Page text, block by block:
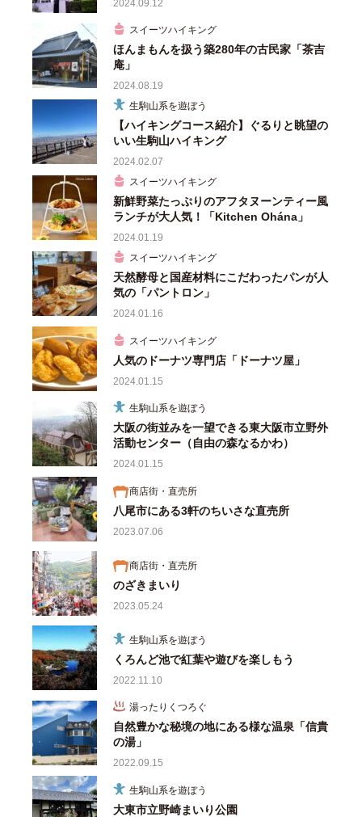
2024.09.12
スイーツハイキング
ほんまもんを扱う築280年の古民家「茶吉
庵」
2024.08.19
生駒山系を遊ぼう
【ハイキングコース紹介】ぐるりと眺望の
いい生駒山ハイキング
2024.02.07
スイーツハイキング
新鮮野菜たっぷりのアフタヌーンティー風
ランチが大人気！「Kitchen Ohána」
2024.01.19
スイーツハイキング
天然酵母と国産材料にこだわったパンが人
気の「パントロン」
2024.01.16
スイーツハイキング
人気のドーナツ専門店「ドーナツ屋」
2024.01.15
生駒山系を遊ぼう
大阪の街並みを一望できる東大阪市立野外
活動センター（自由の森なるかわ）
2024.01.15
商店街・直売所
八尾市にある3軒のちいさな直売所
2023.07.06
商店街・直売所
のざきまいり
2023.05.24
生駒山系を遊ぼう
くろんど池で紅葉や遊びを楽しもう
2022.11.10
湯ったりくつろぐ
自然豊かな秘境の地にある様な温泉「信貴
の湯」
2022.09.15
生駒山系を遊ぼう
大東市立野崎まいり公園